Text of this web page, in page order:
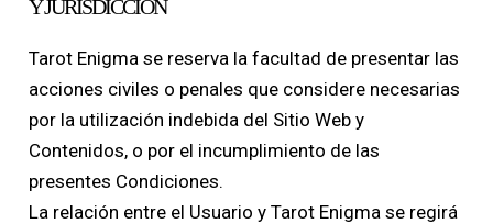
Y JURISDICCIÓN
Tarot Enigma se reserva la facultad de presentar las
acciones civiles o penales que considere necesarias
por la utilización indebida del Sitio Web y
Contenidos, o por el incumplimiento de las
presentes Condiciones.
La relación entre el Usuario y Tarot Enigma se regirá